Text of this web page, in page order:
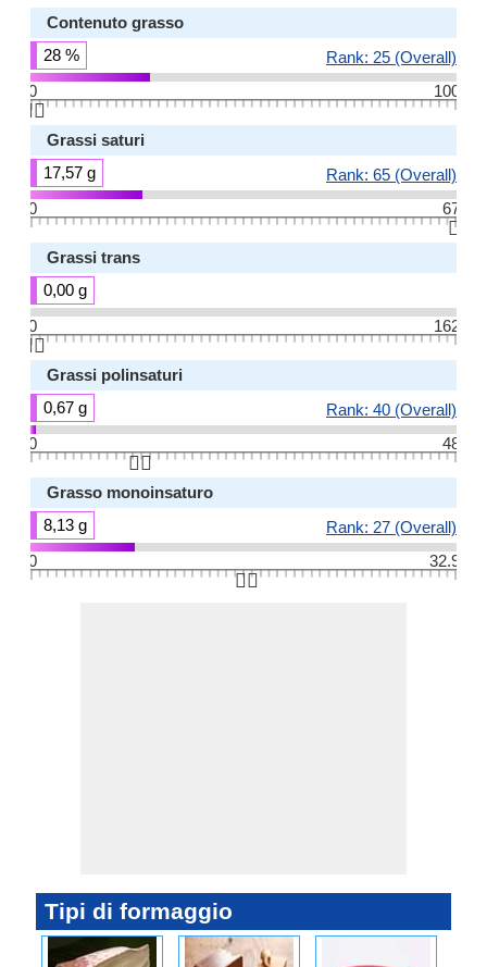
Contenuto grasso
28 %
Rank: 25 (Overall)
0
100
👆🏻
Grassi saturi
17,57 g
Rank: 65 (Overall)
0
67
👆🏻
Grassi trans
0,00 g
0
162
👆🏻
Grassi polinsaturi
0,67 g
Rank: 40 (Overall)
0
48
👆🏻
Grasso monoinsaturo
8,13 g
Rank: 27 (Overall)
0
32.9
👆🏻
Tipi di formaggio